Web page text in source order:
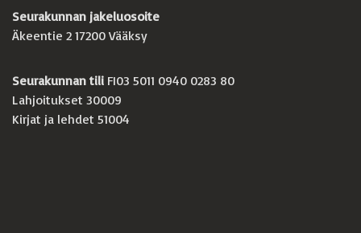
Seurakunnan jakeluosoite
Äkeentie 2 17200 Vääksy
Seurakunnan tili FI03 5011 0940 0283 80
Lahjoitukset 30009
Kirjat ja lehdet 51004